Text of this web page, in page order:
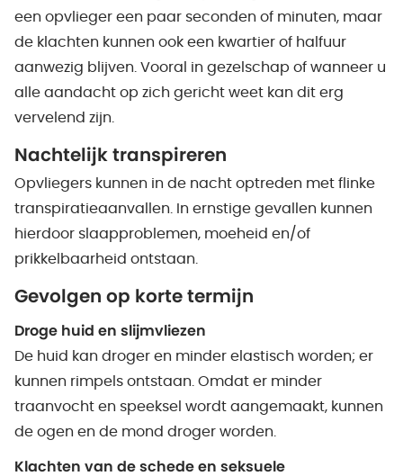
een opvlieger een paar seconden of minuten, maar
de klachten kunnen ook een kwartier of halfuur
aanwezig blijven. Vooral in gezelschap of wanneer u
alle aandacht op zich gericht weet kan dit erg
vervelend zijn.
Nachtelijk transpireren
Opvliegers kunnen in de nacht optreden met flinke
transpiratieaanvallen. In ernstige gevallen kunnen
hierdoor slaapproblemen, moeheid en/of
prikkelbaarheid ontstaan.
Gevolgen op korte termijn
Droge huid en slijmvliezen
De huid kan droger en minder elastisch worden; er
kunnen rimpels ontstaan. Omdat er minder
traanvocht en speeksel wordt aangemaakt, kunnen
de ogen en de mond droger worden.
Klachten van de schede en seksuele